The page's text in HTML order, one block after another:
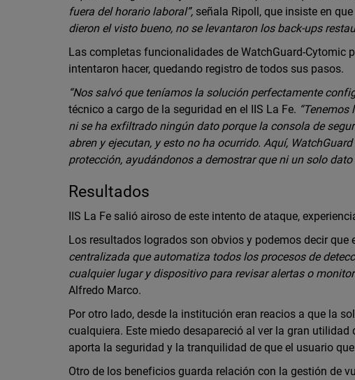
fuera del horario laboral”,señala Ripoll, que insiste en que
dieron el visto bueno, no se levantaron los back-ups
Las completas funcionalidades de WatchGuard-Cytomic
intentaron hacer, quedando registro de todos sus pasos.
“Nos salvó que teníamos la solución perfectamente
técnico a cargo de la seguridad en el IIS La Fe.
ni se ha exfiltrado ningún dato porque la consola de
abren y ejecutan, y esto no ha ocurrido. Aquí,
protección, ayudándonos a demostrar que ni un solo
Resultados
IIS La Fe salió airoso de este intento de ataque,
Los resultados logrados son obvios y podemos decir que
centralizada que automatiza todos los procesos de
cualquier lugar y dispositivo para revisar alertas o
Alfredo Marco.
Por otro lado, desde la institución eran reacios a que la
cualquiera. Este miedo desapareció al ver la gran
aporta la seguridad y la tranquilidad de que el usuario
Otro de los beneficios guarda relación con la gestión de